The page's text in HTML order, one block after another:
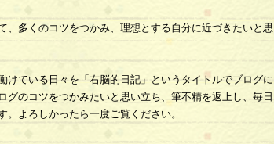
多くのコツをつかみ、理想とする自分に近づきたいと思
ている日々を「右脳的日記」というタイトルでブログに
グのコツをつかみたいと思い立ち、筆不精を返上し、毎日
。よろしかったら一度ご覧ください。